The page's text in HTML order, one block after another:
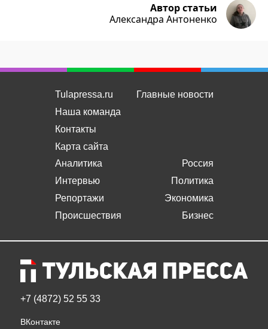
Автор статьи
Александра Антоненко
Tulapressa.ru
Наша команда
Контакты
Карта сайта
Главные новости
Аналитика
Интервью
Репортажи
Происшествия
Россия
Политика
Экономика
Бизнес
+7 (4872) 52 55 33
ВКонтакте